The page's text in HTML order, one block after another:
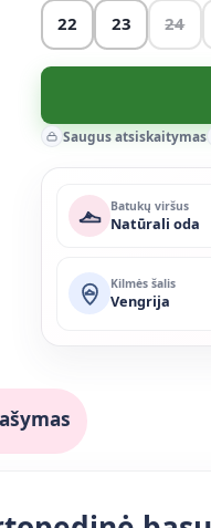
22 23 24
Saugus atsiskaitymas
Batukų viršus
Natūrali oda
Kilmės šalis
Vengrija